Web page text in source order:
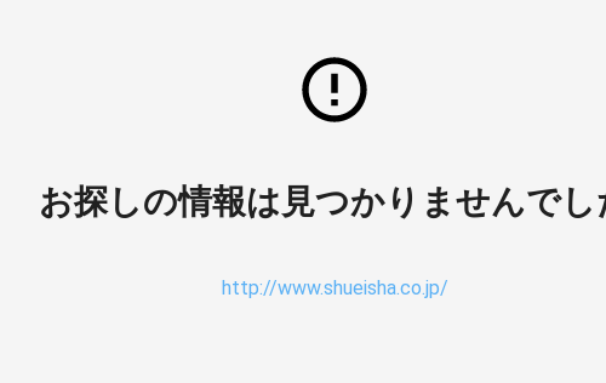
お探しの情報は見つかりませんでし
http://www.shueisha.co.jp/